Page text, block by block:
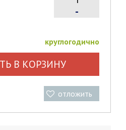
-
круглогодично
В КОРЗИНУ
отложить